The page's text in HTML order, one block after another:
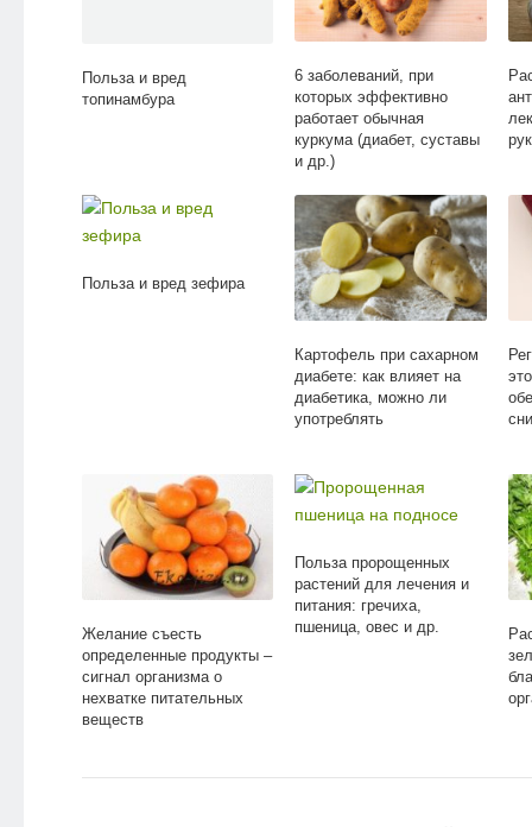
Польза и вред
топинамбура
6 заболеваний, при
которых эффективно
работает обычная
куркума (диабет, суставы
и др.)
Польза и вред зефира
Картофель при сахарном
диабете: как влияет на
диабетика, можно ли
употреблять
Желание съесть
определенные продукты –
сигнал организма о
нехватке питательных
веществ
Польза пророщенных
растений для лечения и
питания: гречиха,
пшеница, овес и др.